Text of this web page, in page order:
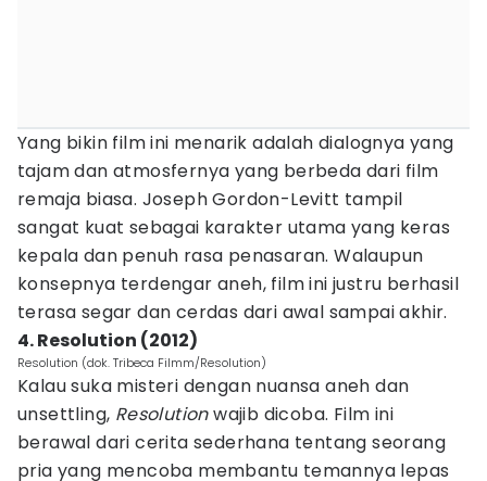
Yang bikin film ini menarik adalah dialognya yang
tajam dan atmosfernya yang berbeda dari film
remaja biasa. Joseph Gordon-Levitt tampil
sangat kuat sebagai karakter utama yang keras
kepala dan penuh rasa penasaran. Walaupun
konsepnya terdengar aneh, film ini justru berhasil
terasa segar dan cerdas dari awal sampai akhir.
4. Resolution (2012)
Resolution (dok. Tribeca Filmm/Resolution)
Kalau suka misteri dengan nuansa aneh dan
unsettling, Resolutionwajib dicoba. Film ini
berawal dari cerita sederhana tentang seorang
pria yang mencoba membantu temannya lepas